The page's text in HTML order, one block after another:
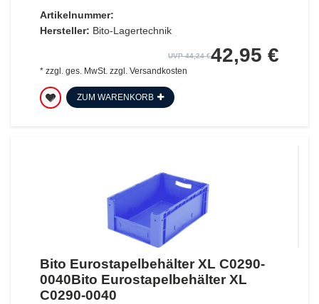
Artikelnummer:
Hersteller: Bito-Lagertechnik
UVP 44,24 €42,95 €
* zzgl. ges. MwSt. zzgl. Versandkosten
ZUM WARENKORB
Bito Eurostapelbehälter XL C0290-
0040Bito Eurostapelbehälter XL
C0290-0040